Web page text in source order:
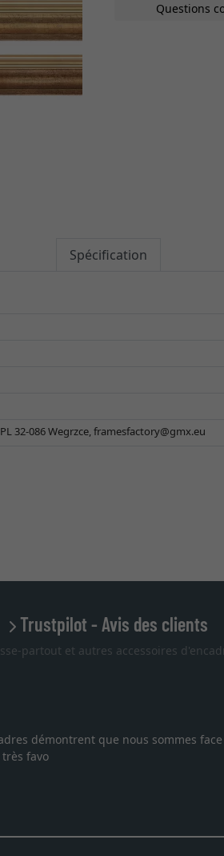
Questions
Spécification
32-086 Wegrzce,framesfactory@gmx.eu
Trustpilot - Avis des clients
partout et autres accessoires
démontrent que nous sommes
favo